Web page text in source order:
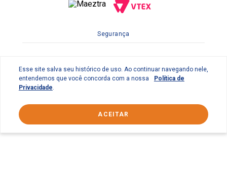
Segurança
Esse site salva seu histórico de uso. Ao continuar navegando nele,
entendemos que você concorda com a nossa
Política de
Privacidade.
ACEITAR